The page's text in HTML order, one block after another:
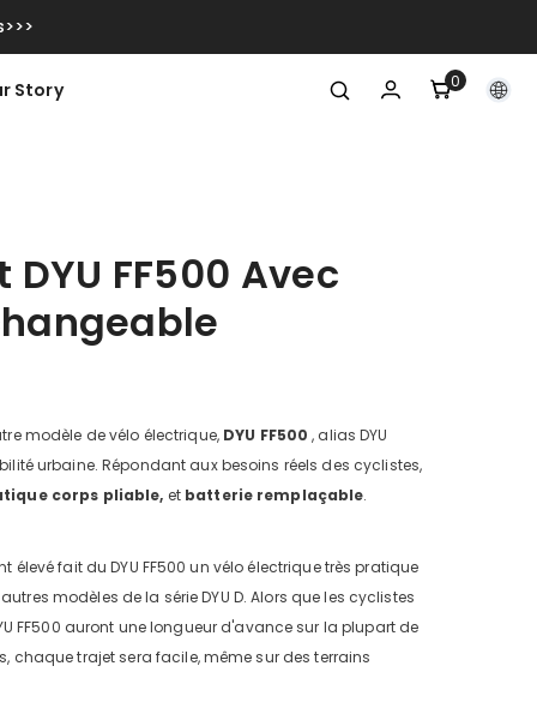
Story 00
item
FF500 Avec
modèle de vélo électrique, DYU FF500, alias DYU
urbaine. Répondant aux besoins réels des cyclistes,
corps pliable, etbatterie remplaçable.
fait du DYU FF500 un vélo électrique très pratique
modèles de la série DYU D. Alors que les cyclistes
FF500 auront une longueur d'avance sur la plupart de
chaque trajet sera facile, même sur des terrains